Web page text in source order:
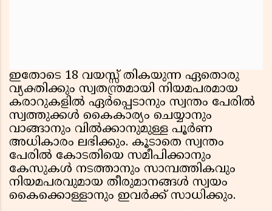
ഇതോടെ 18 വയസ്സ് തികയുന്ന ഏതൊരു
വ്യക്തിക്കും സ്വതന്ത്രമായി നിയമപരമായ
കരാറുകളിൽ ഏർപ്പെടാനും സ്വന്തം പേരിൽ
സ്വത്തുക്കൾ കൈകാര്യം ചെയ്യാനും
വാങ്ങാനും വിൽക്കാനുമുള്ള പൂർണ
അധികാരം ലഭിക്കും. കൂടാതെ സ്വന്തം
പേരിൽ കോടതിയെ സമീപിക്കാനും
കേസുകൾ നടത്താനും സാമ്പത്തികവും
നിയമപരവുമായ തീരുമാനങ്ങൾ സ്വയം
കൈക്കൊള്ളാനും ഇവർക്ക് സാധിക്കും.